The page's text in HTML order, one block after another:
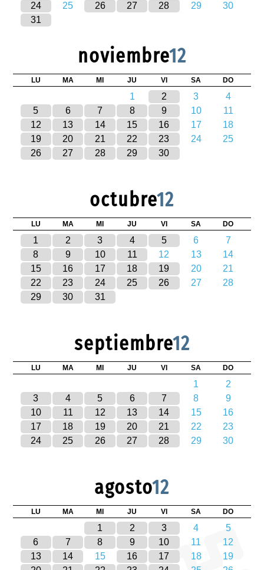
24
25 26 27 28 29
30
31
noviembre12
LU MA MI JU VI SA DO
1 2 3
4
5
6 7 8 9 10
11
12
13 14 15 16 17
18
19
20 21 22 23 24
25
26
27 28 29 30
octubre12
LU MA MI JU VI SA DO
1 2 3 4 5 6
7
8
9 10 11 12 13
14
15
16 17 18 19 20
21
22
23 24 25 26 27
28
29
30 31
septiembre12
LU MA MI JU VI SA DO
1
2
3
4 5 6 7 8
9
10
11 12 13 14 15
16
17
18 19 20 21 22
23
24
25 26 27 28 29 30
agosto12
LU MA MI JU VI SA DO
1 2 3 4
5
6
7 8 9 10 11
12
13
14 15 16 17 18
19